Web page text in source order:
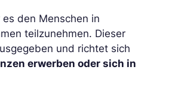
es den Menschen in
teilzunehmen. Dieser
und richtet sich
erwerben oder sich in